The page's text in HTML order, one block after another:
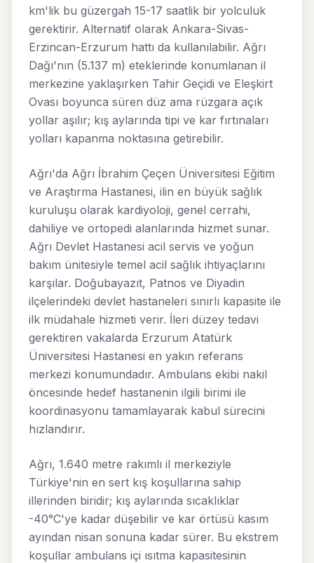
km'lik bu güzergah 15-17 saatlik bir yolculuk
gerektirir. Alternatif olarak Ankara-Sivas-
Erzincan-Erzurum hattı da kullanılabilir. Ağrı
Dağı'nın (5.137 m) eteklerinde konumlanan il
merkezine yaklaşırken Tahir Geçidi ve Eleşkirt
Ovası boyunca süren düz ama rüzgara açık
yollar aşılır; kış aylarında tipi ve kar fırtınaları
yolları kapanma noktasına getirebilir.
Ağrı'da Ağrı İbrahim Çeçen Üniversitesi Eğitim
ve Araştırma Hastanesi, ilin en büyük sağlık
kuruluşu olarak kardiyoloji, genel cerrahi,
dahiliye ve ortopedi alanlarında hizmet sunar.
Ağrı Devlet Hastanesi acil servis ve yoğun
bakım ünitesiyle temel acil sağlık ihtiyaçlarını
karşılar. Doğubayazıt, Patnos ve Diyadin
ilçelerindeki devlet hastaneleri sınırlı kapasite ile
ilk müdahale hizmeti verir. İleri düzey tedavi
gerektiren vakalarda Erzurum Atatürk
Üniversitesi Hastanesi en yakın referans
merkezi konumundadır. Ambulans ekibi nakil
öncesinde hedef hastanenin ilgili birimi ile
koordinasyonu tamamlayarak kabul sürecini
hızlandırır.
Ağrı, 1.640 metre rakımlı il merkeziyle
Türkiye'nin en sert kış koşullarına sahip
illerinden biridir; kış aylarında sıcaklıklar
-40°C'ye kadar düşebilir ve kar örtüsü kasım
ayından nisan sonuna kadar sürer. Bu ekstrem
koşullar ambulans içi ısıtma kapasitesinin